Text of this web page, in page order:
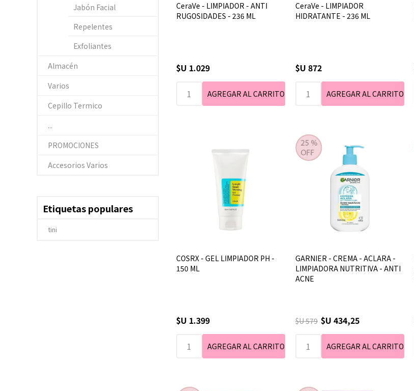
CeraVe - LIMPIADOR - ANTI
RUGOSIDADES - 236 ML
$U 1.029
CeraVe - LIMPIADOR
HIDRATANTE - 236 ML
$U 872
COSRX - GEL LIMPIADOR PH -
150 ML
$U 1.399
GARNIER - CREMA - ACLARA -
LIMPIADORA NUTRITIVA - ANTI
ACNE
$U 579 $U 434,25
Jabón Facial
Repelentes
Exfoliantes
Almacén
Varios
Cepillo Termico
...
PROMOCIONES
Accesorios Varios
Etiquetas populares
tini